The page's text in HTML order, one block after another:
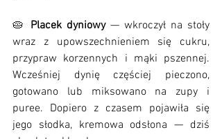
🥧 Placek dyniowy — wkroczył na stoły
wraz z upowszechnieniem się cukru,
przypraw korzennych i mąki pszennej.
Wcześniej dynię częściej pieczono,
gotowano lub miksowano na zupy i
puree. Dopiero z czasem pojawiła się
jego słodka, kremowa odsłona — dziś